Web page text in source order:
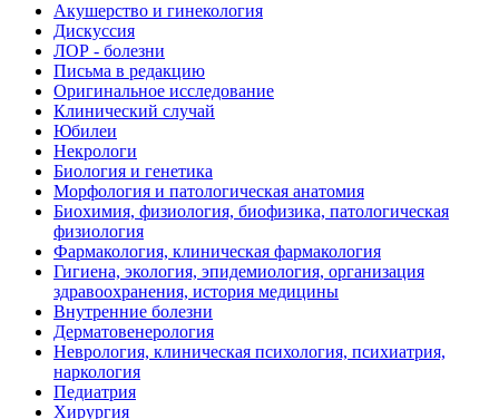
Акушерство и гинекология
Дискуссия
ЛОР - болезни
Письма в редакцию
Оригинальное исследование
Клинический случай
Юбилеи
Некрологи
Биология и генетика
Морфология и патологическая анатомия
Биохимия, физиология, биофизика, патологическая
физиология
Фармакология, клиническая фармакология
Гигиена, экология, эпидемиология, организация
здравоохранения, история медицины
Внутренние болезни
Дерматовенерология
Неврология, клиническая психология, психиатрия,
наркология
Педиатрия
Хирургия